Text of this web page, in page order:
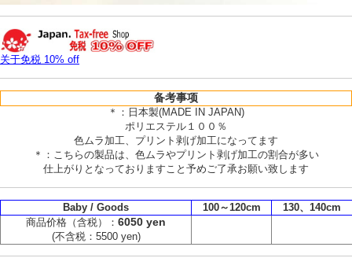
关于免税 10% off
备考事项
＊：日本製(MADE IN JAPAN)
ポリエステル１００％
色ムラ加工、プリント剥げ加工になってます
＊：こちらの製品は、色ムラやプリント剥げ加工の割合が多い
仕上がりとなっておりますこと予めご了承お願い致します
Baby / Goods 100～120cm
130、140cm
商品价格（含税）： 6050 yen
(不含税：5500 yen)